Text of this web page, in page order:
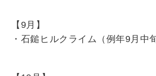
【9月】
・石鎚ヒルクライム（例年9月中